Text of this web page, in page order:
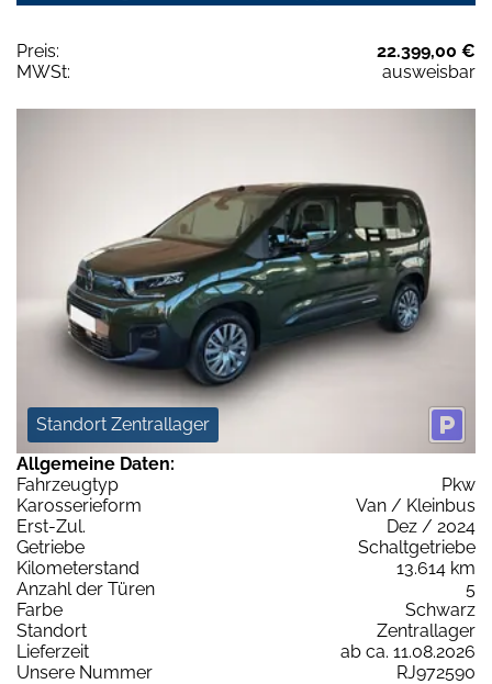
Preis:
22.399,00 €
MWSt:
ausweisbar
Standort Zentrallager
Allgemeine Daten:
Fahrzeugtyp
Pkw
Karosserieform
Van / Kleinbus
Erst-Zul.
Dez / 2024
Getriebe
Schaltgetriebe
Kilometerstand
13.614 km
Anzahl der Türen
5
Farbe
Schwarz
Standort
Zentrallager
Lieferzeit
ab ca. 11.08.2026
Unsere Nummer
RJ972590